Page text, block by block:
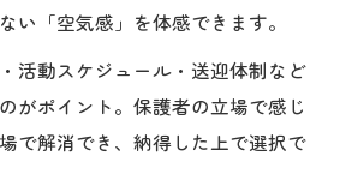
い「空気感」を体感できます。
活動スケジュール・送迎体制など
がポイント。保護者の立場で感じ
で解消でき、納得した上で選択で